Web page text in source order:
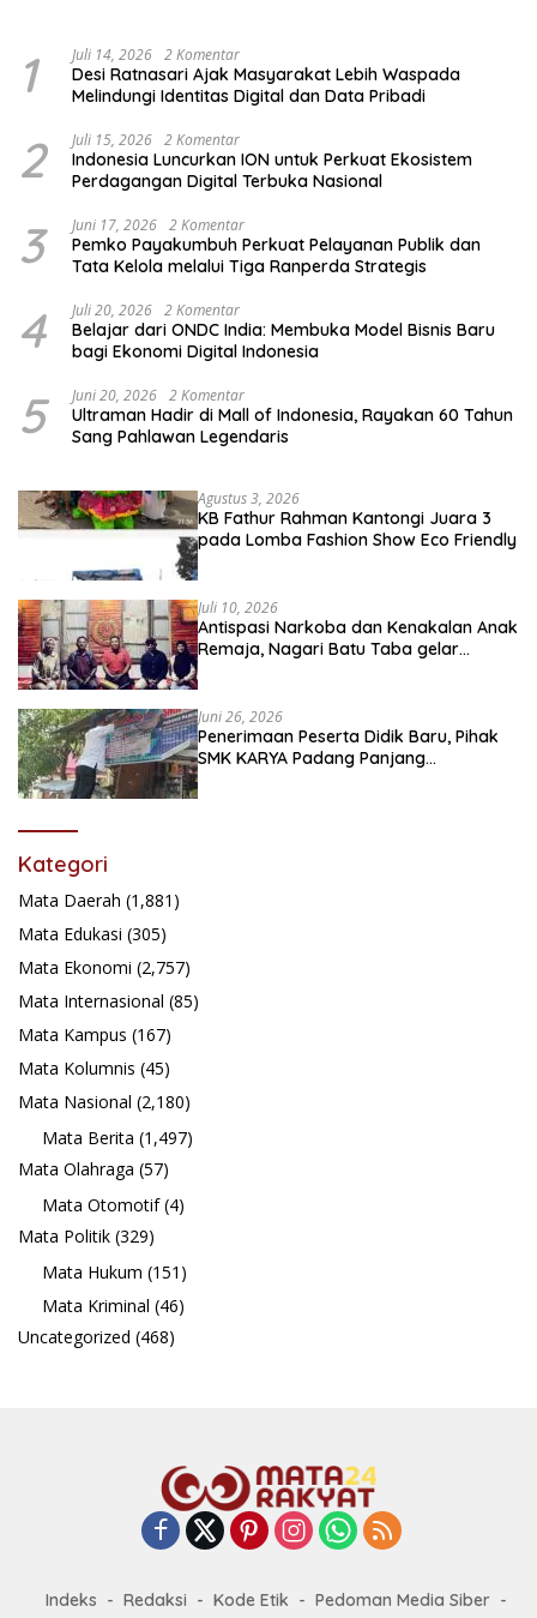
1 Juli 14, 2026 2 Komentar
Desi Ratnasari Ajak Masyarakat Lebih Waspada
Melindungi Identitas Digital dan Data Pribadi
2 Juli 15, 2026 2 Komentar
Indonesia Luncurkan ION untuk Perkuat Ekosistem
Perdagangan Digital Terbuka Nasional
3 Juni 17, 2026 2 Komentar
Pemko Payakumbuh Perkuat Pelayanan Publik dan
Tata Kelola melalui Tiga Ranperda Strategis
4 Juli 20, 2026 2 Komentar
Belajar dari ONDC India: Membuka Model Bisnis Baru
bagi Ekonomi Digital Indonesia
5 Juni 20, 2026 2 Komentar
Ultraman Hadir di Mall of Indonesia, Rayakan 60 Tahun
Sang Pahlawan Legendaris
Agustus 3, 2026
KB Fathur Rahman Kantongi Juara 3
pada Lomba Fashion Show Eco Friendly
Juli 10, 2026
Antispasi Narkoba dan Kenakalan Anak
Remaja, Nagari Batu Taba gelar
Juni 26, 2026
Penerimaan Peserta Didik Baru, Pihak
SMK KARYA Padang Panjang
Kategori
Mata Daerah (1,881)
Mata Edukasi (305)
Mata Ekonomi (2,757)
Mata Internasional (85)
Mata Kampus (167)
Mata Kolumnis (45)
Mata Nasional (2,180)
Mata Berita (1,497)
Mata Olahraga (57)
Mata Otomotif(4)
Mata Politik (329)
Mata Hukum (151)
Mata Kriminal (46)
Uncategorized (468)
Indeks Redaksi Kode Etik
Pedoman Media Siber